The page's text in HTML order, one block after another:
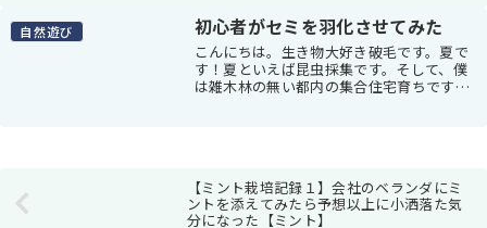
自然遊び 初心者がセミを羽化させてみた
こんにちは。生き物大好き破毛です。夏で
す！夏といえば昆虫採集です。そして、僕
は雑木林の無い都内の集合住宅育ちです。
【ミント栽培記録１】会社のベランダにミ
ントを添えてみたら予想以上に小洒落た気
分になった【ミント】